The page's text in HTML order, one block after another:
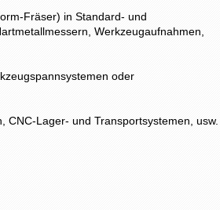
Fräser) in Standard- und
Werkzeugaufnahmen,
oder
Lager- und Transportsystemen, usw.